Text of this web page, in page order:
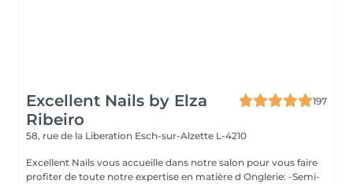
Excellent Nails by Elza
Ribeiro
197
58, rue de la Liberation Esch-sur-Alzette L-4210
Excellent Nails vous accueille dans notre salon pour vous faire
profiter de toute notre expertise en matière d Onglerie: -Semi-